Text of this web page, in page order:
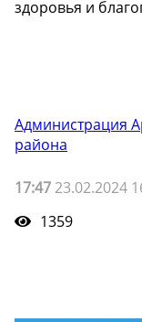
здоровья и
Администрация
района
17:47 23.02.2024
1359